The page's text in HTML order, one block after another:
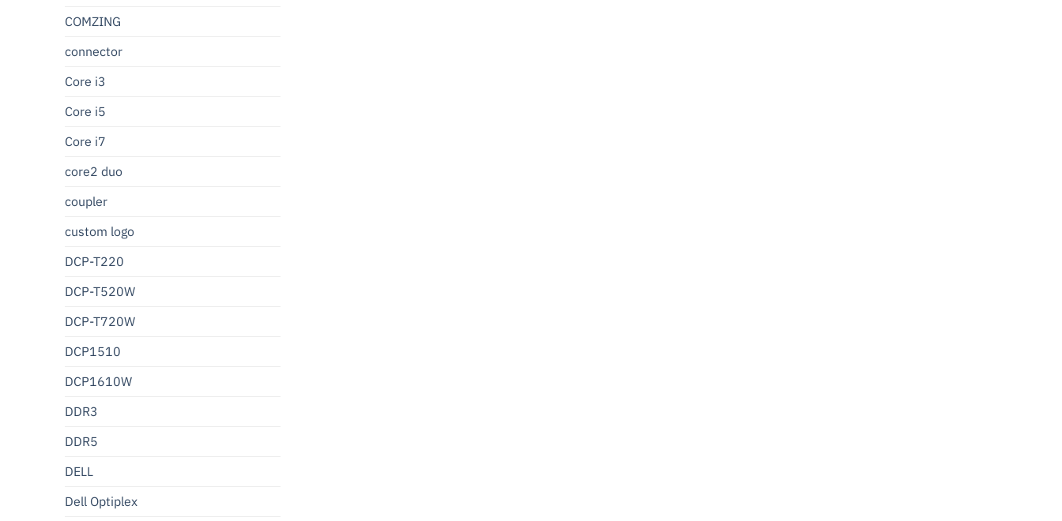
COMZING
connector
Core i3
Core i5
Core i7
core2 duo
coupler
custom logo
DCP-T220
DCP-T520W
DCP-T720W
DCP1510
DCP1610W
DDR3
DDR5
DELL
Dell Optiplex